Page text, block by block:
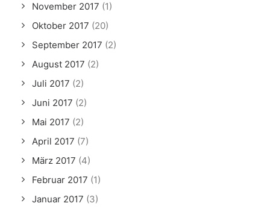
November 2017 (1)
Oktober 2017 (20)
September 2017 (2)
August 2017 (2)
Juli 2017 (2)
Juni 2017 (2)
Mai 2017 (2)
April 2017 (7)
März 2017 (4)
Februar 2017 (1)
Januar 2017 (3)